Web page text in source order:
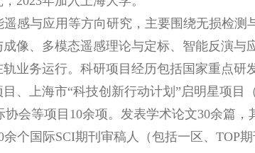
感与应用等方向研究，主要围绕无损检测
成像、多模态遥感理论与定标、 智能反演与
业务运行。科研项目经历包括国家重点研
、上海市“科技创新行动计划”启明星项目
协会等项目 10余项。发表学术论文30余篇，
余个国际SCI期刊审稿人（包括一区、 TOP期